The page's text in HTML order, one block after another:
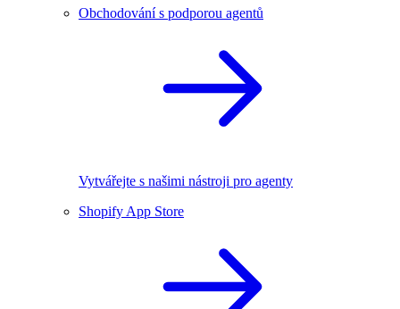
Obchodování s podporou agentů
Vytvářejte s našimi nástroji pro agenty
Shopify App Store